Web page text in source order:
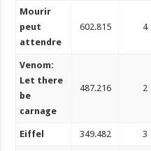
Mourir
peut
attendre
602.815 4
Venom:
Let there
be
carnage
487.216 2
Eiffel 349.482 3